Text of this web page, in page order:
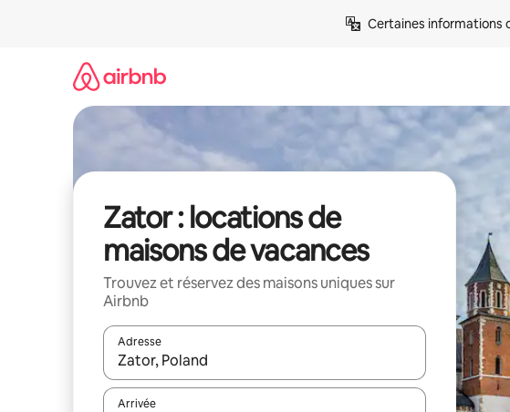
Certaines
Zator : locations de
maisons de vacances
Trouvez et réservez des maisons uniques sur
Airbnb
Adresse
Lorsque les résultats s'affichent, utilisez les flèches vers le haut et
Arrivée